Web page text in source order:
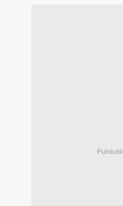
Publicité